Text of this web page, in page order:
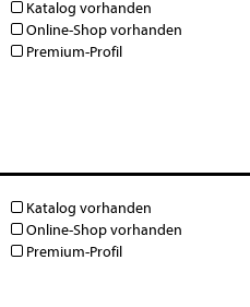
Katalog vorhanden
Online-Shop vorhanden
Premium-Profil
Katalog vorhanden
Online-Shop vorhanden
Premium-Profil